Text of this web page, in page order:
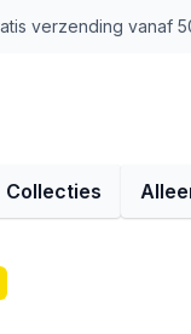
verzending vanaf
Collecties